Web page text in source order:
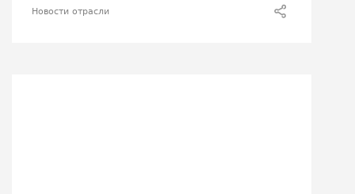
Новости отрасли